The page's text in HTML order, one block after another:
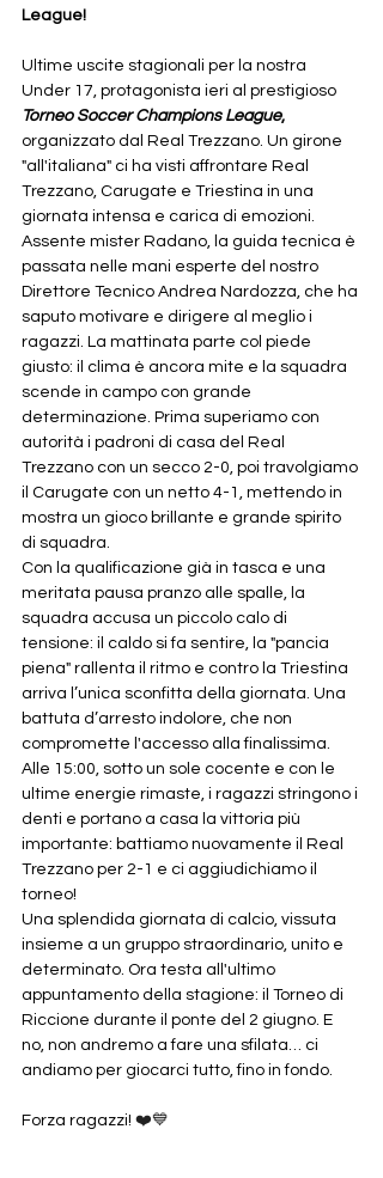
League!
Ultime uscite stagionali per la nostra
Under 17, protagonista ieri al prestigioso
Torneo Soccer Champions League,
organizzato dal Real Trezzano. Un girone
"all'italiana" ci ha visti affrontare Real
Trezzano, Carugate e Triestina in una
giornata intensa e carica di emozioni.
Assente mister Radano, la guida tecnica è
passata nelle mani esperte del nostro
Direttore Tecnico Andrea Nardozza, che ha
saputo motivare e dirigere al meglio i
ragazzi. La mattinata parte col piede
giusto: il clima è ancora mite e la squadra
scende in campo con grande
determinazione. Prima superiamo con
autorità i padroni di casa del Real
Trezzano con un secco 2-0, poi travolgiamo
il Carugate con un netto 4-1, mettendo in
mostra un gioco brillante e grande spirito
di squadra.
Con la qualificazione già in tasca e una
meritata pausa pranzo alle spalle, la
squadra accusa un piccolo calo di
tensione: il caldo si fa sentire, la "pancia
piena" rallenta il ritmo e contro la Triestina
arriva l’unica sconfitta della giornata. Una
battuta d’arresto indolore, che non
compromette l'accesso alla finalissima.
Alle 15:00, sotto un sole cocente e con le
ultime energie rimaste, i ragazzi stringono i
denti e portano a casa la vittoria più
importante: battiamo nuovamente il Real
Trezzano per 2-1 e ci aggiudichiamo il
torneo!
Una splendida giornata di calcio, vissuta
insieme a un gruppo straordinario, unito e
determinato. Ora testa all'ultimo
appuntamento della stagione: il Torneo di
Riccione durante il ponte del 2 giugno. E
no, non andremo a fare una sfilata… ci
andiamo per giocarci tutto, fino in fondo.
Forza ragazzi! ❤️💙